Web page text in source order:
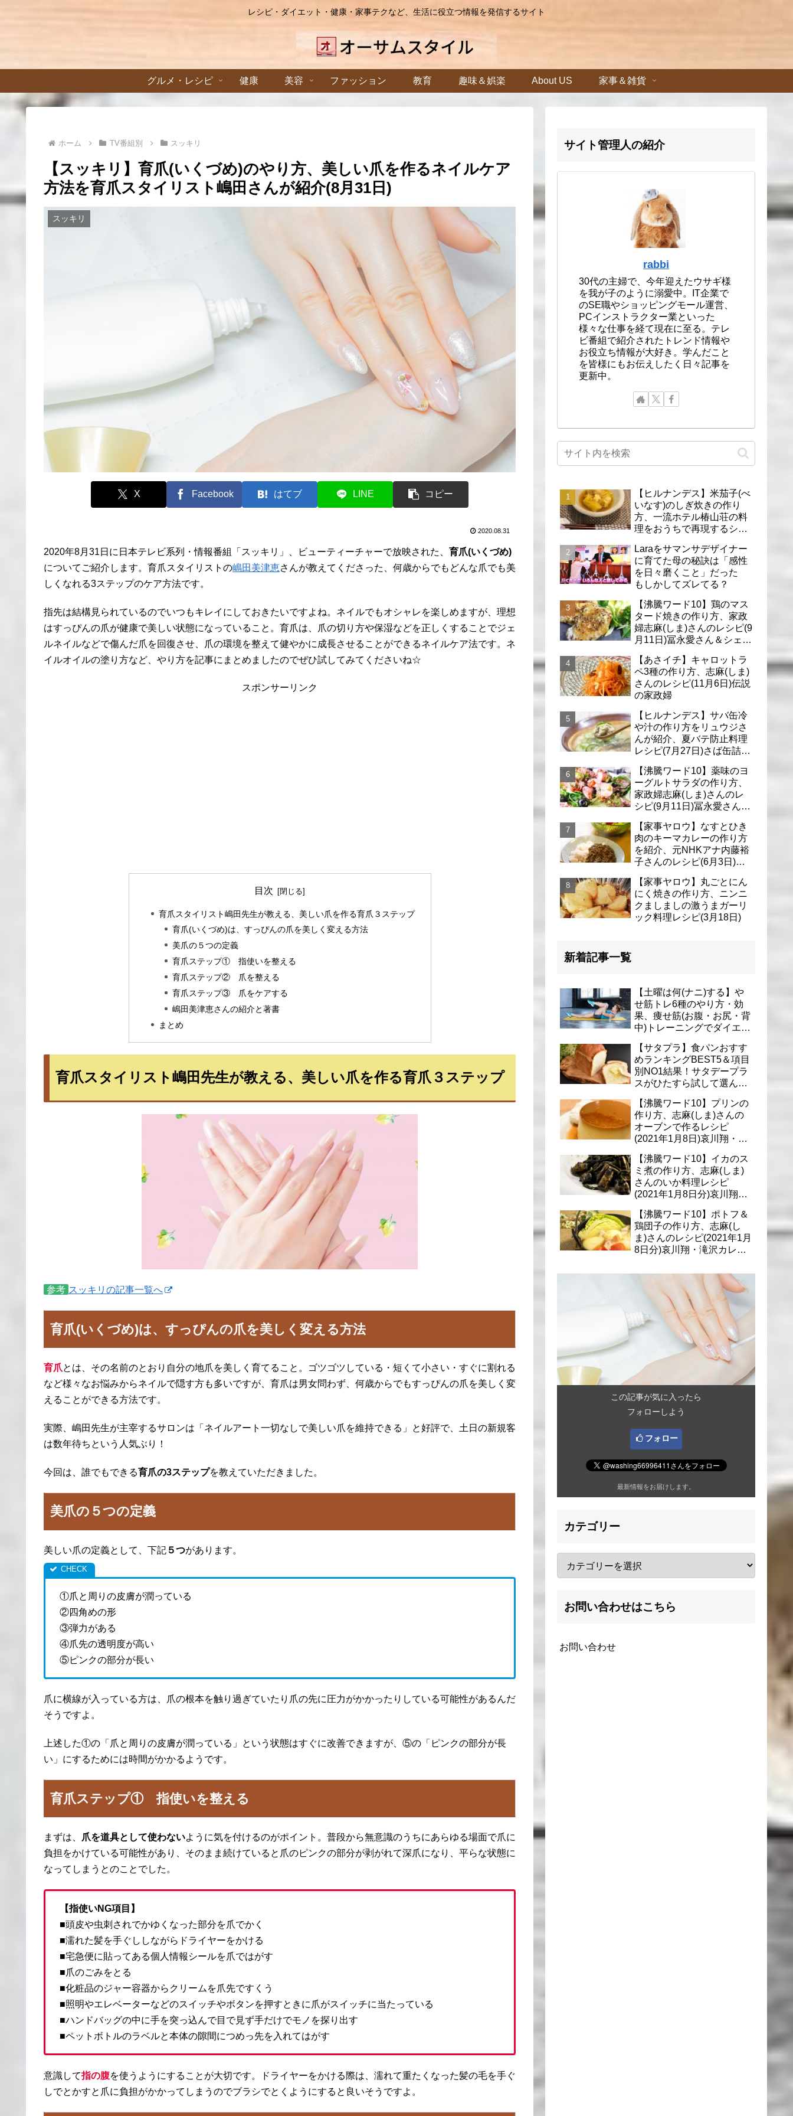
レシピ・ダイエット・健康・家事テクなど、生活に役立つ情報を発信するサイト
グルメ・レシピ 健康 美容 ファッション 教育 趣味＆娯楽 About US 家事＆雑貨
ホーム TV番組別 スッキリ
【スッキリ】育爪(いくづめ)のやり方、美しい爪を作るネイルケア
方法を育爪スタイリスト嶋田さんが紹介(8月31日)
スッキリ
X Facebook はてブ LINE コピー
2020.08.31
2020年8月31日に日本テレビ系列・情報番組「スッキリ」、ビューティーチャーで放映された、 育爪(いくづめ)
についてご紹介します。育爪スタイリストの嶋田美津恵さんが教えてくださった、何歳からでもどんな爪でも美
しくなれる3ステップのケア方法です。
指先は結構見られているのでいつもキレイにしておきたいですよね。ネイルでもオシャレを楽しめますが、理想
はすっぴんの爪が健康で美しい状態になっていること。育爪は、爪の切り方や保湿などを正しくすることでジェ
ルネイルなどで傷んだ爪を回復させ、爪の環境を整えて健やかに成長させることができるネイルケア法です。ネ
イルオイルの塗り方など、やり方を記事にまとめましたのでぜひ試してみてくださいね☆
スポンサーリンク
目次
育爪スタイリスト嶋田先生が教える、美しい爪を作る育爪３ステップ
育爪(いくづめ)は、すっぴんの爪を美しく変える方法
美爪の５つの定義
育爪ステップ① 指使いを整える
育爪ステップ② 爪を整える
育爪ステップ③ 爪をケアする
嶋田美津恵さんの紹介と著書
まとめ
育爪スタイリスト嶋田先生が教える、美しい爪を作る育爪３ステップ
参考 スッキリの記事一覧へ
育爪(いくづめ)は、すっぴんの爪を美しく変える方法
育爪とは、その名前のとおり自分の地爪を美しく育てること。ゴツゴツしている・短くて小さい・すぐに割れる
など様々なお悩みからネイルで隠す方も多いですが、育爪は男女問わず、何歳からでもすっぴんの爪を美しく変
えることができる方法です。
実際、嶋田先生が主宰するサロンは「ネイルアート一切なしで美しい爪を維持できる」と好評で、土日の新規客
は数年待ちという人気ぶり！
今回は、誰でもできる育爪の3ステップを教えていただきました。
美爪の５つの定義
美しい爪の定義として、下記 ５つがあります。
①爪と周りの皮膚が潤っている
②四角めの形
③弾力がある
④爪先の透明度が高い
⑤ピンクの部分が長い
爪に横線が入っている方は、爪の根本を触り過ぎていたり爪の先に圧力がかかったりしている可能性があるんだ
そうですよ。
上述した①の「爪と周りの皮膚が潤っている」という状態はすぐに改善できますが、⑤の「ピンクの部分が長
い」にするためには時間がかかるようです。
育爪ステップ① 指使いを整える
まずは、 爪を道具として使わないように気を付けるのがポイント。普段から無意識のうちにあらゆる場面で爪に
負担をかけている可能性があり、そのまま続けていると爪のピンクの部分が剥がれて深爪になり、平らな状態に
なってしまうとのことでした。
【指使いNG項目】
■頭皮や虫刺されでかゆくなった部分を爪でかく
■濡れた髪を手ぐししながらドライヤーをかける
■宅急便に貼ってある個人情報シールを爪ではがす
■爪のごみをとる
■化粧品のジャー容器からクリームを爪先ですくう
■照明やエレベーターなどのスイッチやボタンを押すときに爪がスイッチに当たっている
■ハンドバッグの中に手を突っ込んで目で見ず手だけでモノを探り出す
■ペットボトルのラベルと本体の隙間につめっ先を入れてはがす
意識して指の腹を使うようにすることが大切です。ドライヤーをかける際は、濡れて重たくなった髪の毛を手ぐ
しでとかすと爪に負担がかかってしまうのでブラシでとくようにすると良いそうですよ。
サイト管理人の紹介
rabbi
30代の主婦で、今年迎えたウサギ様
を我が子のように溺愛中。IT企業で
のSE職やショッピングモール運営、
PCインストラクター業といった
様々な仕事を経て現在に至る。テレ
ビ番組で紹介されたトレンド情報や
お役立ち情報が大好き。学んだこと
を皆様にもお伝えしたく日々記事を
更新中。
【ヒルナンデス】米茄子(べ
いなす)のしぎ炊きの作り
方、一流ホテル椿山荘の料
理をおうちで再現するシェ
Laraをサマンサデザイナー
に育てた母の秘訣は「感性
を日々磨くこと」だった
もしかしてズレてる？
【沸騰ワード10】鶏のマス
タード焼きの作り方、家政
婦志麻(しま)さんのレシピ(9
月11日)冨永愛さん＆シェリ
【あさイチ】キャロットラ
ペ3種の作り方、志麻(しま)
さんのレシピ(11月6日)伝説
の家政婦
【ヒルナンデス】サバ缶冷
や汁の作り方をリュウジさ
んが紹介、夏バテ防止料理
レシピ(7月27日)さば缶詰で
【沸騰ワード10】薬味のヨ
ーグルトサラダの作り方、
家政婦志麻(しま)さんのレ
シピ(9月11日)冨永愛さん＆
【家事ヤロウ】なすとひき
肉のキーマカレーの作り方
を紹介、元NHKアナ内藤裕
子さんのレシピ(6月3日)リ
【家事ヤロウ】丸ごとにん
にく焼きの作り方、ニンニ
クましましの激うまガーリ
ック料理レシピ(3月18日)
新着記事一覧
【土曜は何(ナニ)する】や
せ筋トレ6種のやり方・効
果、痩せ筋(お腹・お尻・背
中)トレーニングでダイエッ
【サタプラ】食パンおすす
めランキングBEST5＆項目
別NO1結果！サタデープラ
スがひたすら試して選んだ
【沸騰ワード10】プリンの
作り方、志麻(しま)さんの
オーブンで作るレシピ
(2021年1月8日)哀川翔・滝
理
【沸騰ワード10】イカのス
ミ煮の作り方、志麻(しま)
さんのいか料理レシピ
(2021年1月8日分)哀川翔・
【沸騰ワード10】ポトフ＆
鶏団子の作り方、志麻(し
ま)さんのレシピ(2021年1月
8日分)哀川翔・滝沢カレ
この記事が気に入ったら
フォローしよう
フォロー
最新情報をお届けします。
カテゴリー
お問い合わせはこちら
お問い合わせ